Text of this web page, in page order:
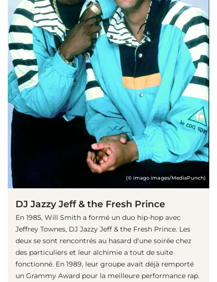
(© imago images/MediaPunch)
DJ Jazzy Jeff & the Fresh Prince
En 1985, Will Smith a formé un duo hip-hop avec
Jeffrey Townes, DJ Jazzy Jeff & the Fresh Prince. Les
deux se sont rencontrés au hasard d'une soirée chez
des particuliers et leur alchimie a tout de suite
fonctionné. En 1989, leur groupe avait déjà remporté
un Grammy Award pour la meilleure performance rap.